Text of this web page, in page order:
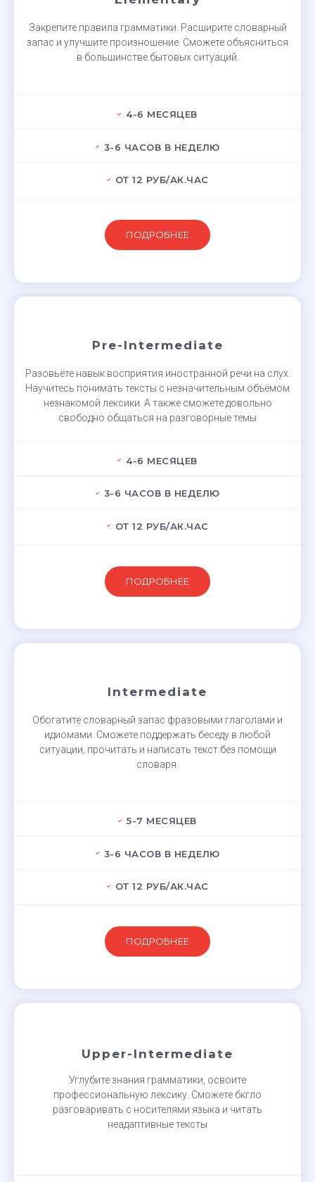
Закрепите правила грамматики. Расширите словарный
запас и улучшите произношение. Сможете объясниться
в большинстве бытовых ситуаций.
4-6 МЕСЯЦЕВ
3-6 ЧАСОВ В НЕДЕЛЮ
ОТ 12 РУБ/АК.ЧАС
ПОДРОБНЕЕ
Pre-Intermediate
Разовьёте навык восприятия иностранной речи на слух.
Научитесь понимать тексты с незначительным объёмом
незнакомой лексики. А также сможете довольно
свободно общаться на разговорные темы
4-6 МЕСЯЦЕВ
3-6 ЧАСОВ В НЕДЕЛЮ
ОТ 12 РУБ/АК.ЧАС
ПОДРОБНЕЕ
Intermediate
Обогатите словарный запас фразовыми глаголами и
идиомами. Сможете поддержать беседу в любой
ситуации, прочитать и написать текст без помощи
словаря.
5-7 МЕСЯЦЕВ
3-6 ЧАСОВ В НЕДЕЛЮ
ОТ 12 РУБ/АК.ЧАС
ПОДРОБНЕЕ
Upper-Intermediate
Углубите знания грамматики, освоите
профессиональную лексику. Сможете бкгло
разговаривать с носителями языка и читать
неадаптивные тексты